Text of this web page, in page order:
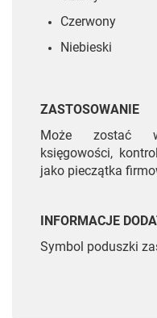
Czerwony
Niebieski
ZASTOSOWANIE
Może zostać
księgowości,
jako pieczątka
INFORMACJE
Symbol poduszki